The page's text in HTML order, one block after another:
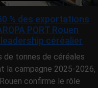
% des exportations
PORT Rouen
céréalier
de tonnes de céréales
la campagne 2025-2026,
confirme le rôle